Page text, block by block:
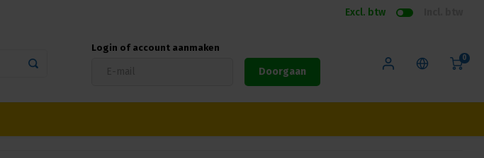
Excl. btw
Login of account aanmaken
Doorgaan
0